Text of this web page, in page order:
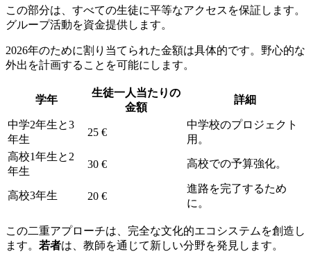
この部分は、すべての生徒に平等なアクセスを保証します。
グループ活動を資金提供します。
2026年のために割り当てられた金額は具体的です。野心的な
外出を計画することを可能にします。
学年
生徒一人当たりの
金額
詳細
中学2年生と3
年生
25 €
中学校のプロジェクト
用。
高校1年生と2
年生
30 € 高校での予算強化。
高校3年生 20 €
進路を完了するため
に。
この二重アプローチは、完全な文化的エコシステムを創造し
ます。 若者は、教師を通じて新しい分野を発見します。